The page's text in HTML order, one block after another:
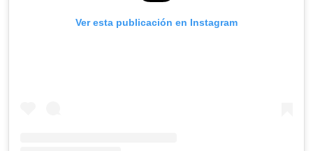
Ver esta publicación en Instagram